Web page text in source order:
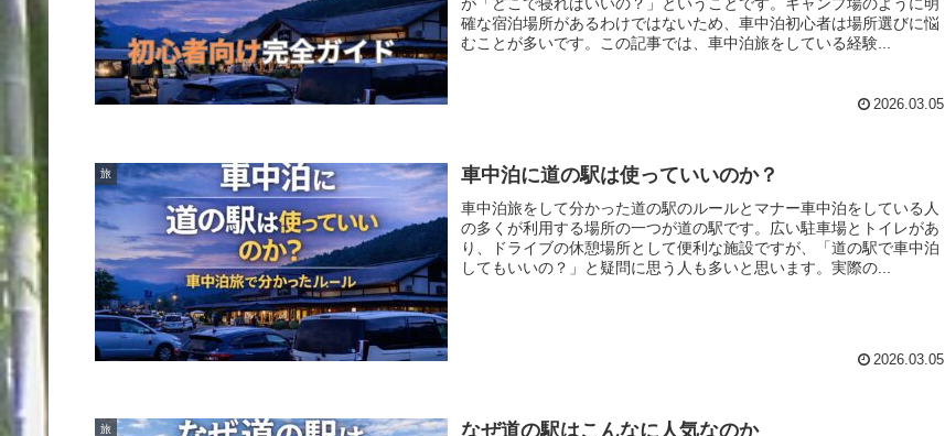
確な宿泊場所があるわけではないため、車中泊初心者は場所選びに悩
むことが多いです。この記事では、車中泊旅をしている経験...
2026.03.05
旅 車中泊に道の駅は使っていいのか？
車中泊旅をして分かった道の駅のルールとマナー車中泊をしている人
の多くが利用する場所の一つが道の駅です。広い駐車場とトイレがあ
り、ドライブの休憩場所として便利な施設ですが、「道の駅で車中泊
してもいいの？」と疑問に思う人も多いと思います。実際の...
2026.03.05
旅 なぜ道の駅はこんなに人気なのか